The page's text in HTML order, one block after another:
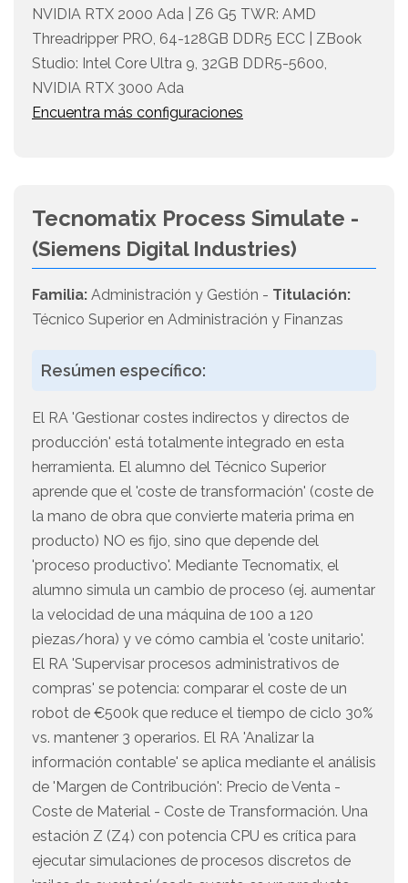
NVIDIA RTX 2000 Ada | Z6 G5 TWR: AMD
Threadripper PRO, 64-128GB DDR5 ECC | ZBook
Studio: Intel Core Ultra 9, 32GB DDR5-5600,
NVIDIA RTX 3000 Ada
Encuentra más configuraciones
Tecnomatix Process Simulate -
(Siemens Digital Industries)
Familia: Administración y Gestión - Titulación:
Técnico Superior en Administración y Finanzas
Resúmen específico:
El RA 'Gestionar costes indirectos y directos de
producción' está totalmente integrado en esta
herramienta. El alumno del Técnico Superior
aprende que el 'coste de transformación' (coste de
la mano de obra que convierte materia prima en
producto) NO es fijo, sino que depende del
'proceso productivo'. Mediante Tecnomatix, el
alumno simula un cambio de proceso (ej. aumentar
la velocidad de una máquina de 100 a 120
piezas/hora) y ve cómo cambia el 'coste unitario'.
El RA 'Supervisar procesos administrativos de
compras' se potencia: comparar el coste de un
robot de €500k que reduce el tiempo de ciclo 30%
vs. mantener 3 operarios. El RA 'Analizar la
información contable' se aplica mediante el análisis
de 'Margen de Contribución': Precio de Venta -
Coste de Material - Coste de Transformación. Una
estación Z (Z4) con potencia CPU es crítica para
ejecutar simulaciones de procesos discretos de